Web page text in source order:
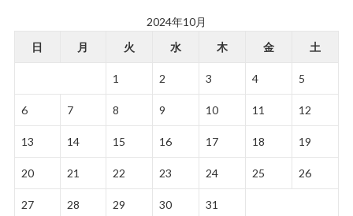
2024年10月
日
月 火 水 木 金 土
1 2 3 4 5
6 7 8 9 10 11 12
13 14 15 16 17 18 19
20 21 22 23 24 25 26
27 28 29 30
31